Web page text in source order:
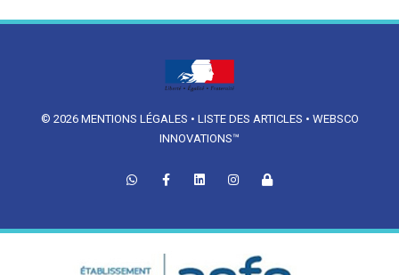
© 2026 MENTIONS LÉGALES • LISTE DES ARTICLES • WEBSCO
INNOVATIONS™